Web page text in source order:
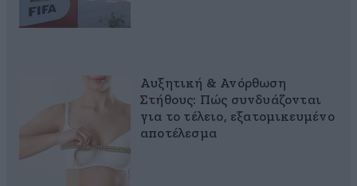
Αυξητική & Ανόρθωση
Στήθους: Πώς συνδυάζονται
για το τέλειο, εξατομικευμένο
αποτέλεσμα